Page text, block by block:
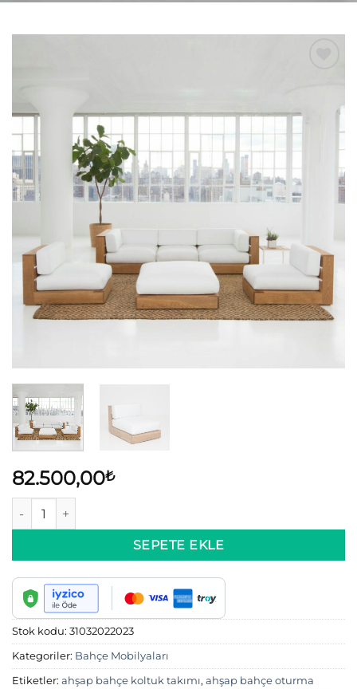
82.500,00₺
OLİMPUS OTURMA GRUBU adet
SEPETE EKLE
Stok kodu: 31032022023
Kategoriler: Bahçe Mobilyaları
Etiketler: ahşap bahçe koltuk takımı, ahşap bahçe oturma